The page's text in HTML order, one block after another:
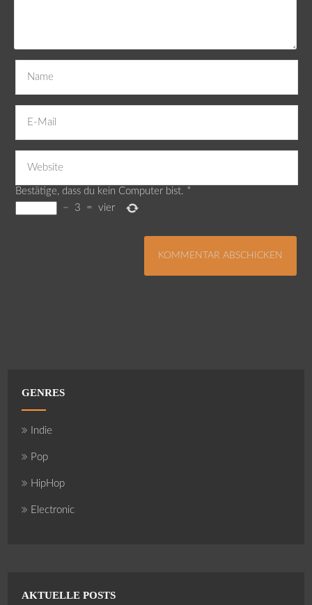
Bestätige, dass du kein Computer bist. *
−
3 = vier
GENRES
Indie
Pop
HipHop
Electronic
AKTUELLE POSTS